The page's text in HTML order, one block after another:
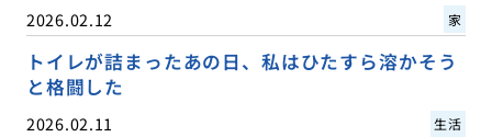
2026.02.12 家
トイレが詰まったあの日、私はひたすら溶かそう
と格闘した
2026.02.11 生活